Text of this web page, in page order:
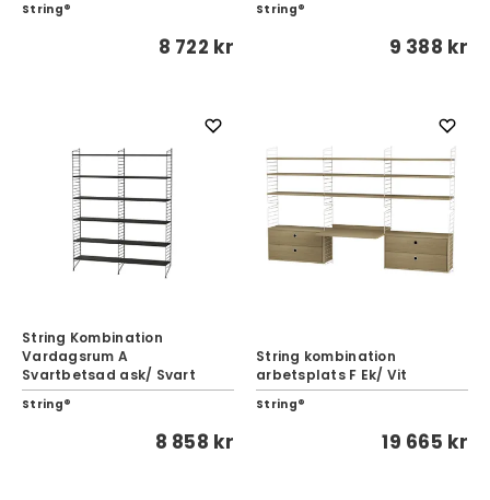
String®
8 722 kr
String®
9 388 kr
String Kombination
Vardagsrum A
Svartbetsad ask/ Svart
String®
8 858 kr
String kombination
arbetsplats F Ek/ Vit
String®
19 665 kr